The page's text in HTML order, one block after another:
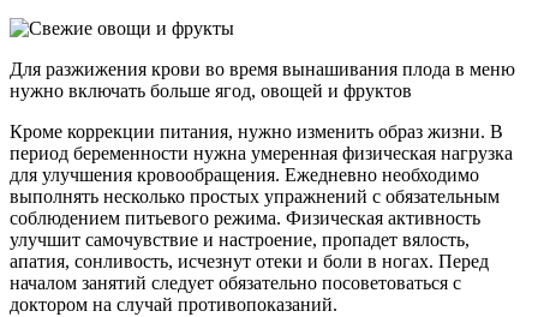
Для разжижения крови во время вынашивания плода в меню
нужно включать больше ягод, овощей и фруктов
Кроме коррекции питания, нужно изменить образ жизни. В
период беременности нужна умеренная физическая нагрузка
для улучшения кровообращения. Ежедневно необходимо
выполнять несколько простых упражнений с обязательным
соблюдением питьевого режима. Физическая активность
улучшит самочувствие и настроение, пропадет вялость,
апатия, сонливость, исчезнут отеки и боли в ногах. Перед
началом занятий следует обязательно посоветоваться с
доктором на случай противопоказаний.